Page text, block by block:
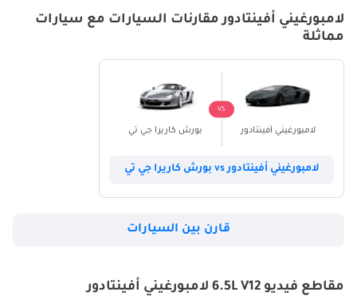
لامبورغيني أفينتادور مقارنات السيارات مع سيارات
مماثلة
لامبورغيني أفينتادور
VS
بورش كاريرا جي تي
لامبورغيني أفينتادور vs بورش كاريرا جي تي
قارن بين السيارات
مقاطع فيديو 6.5L V12 لامبورغيني أفينتادور